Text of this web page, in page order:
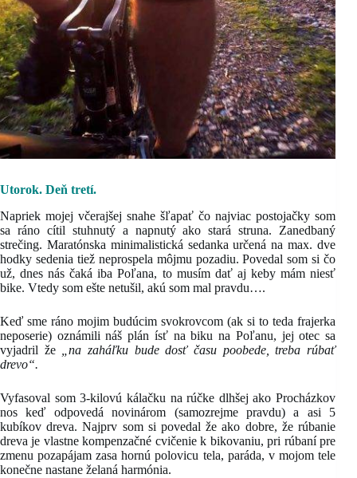
Utorok. Deň tretí.
Napriek mojej včerajšej snahe šľapať čo najviac postojačky som
sa ráno cítil stuhnutý a napnutý ako stará struna. Zanedbaný
strečing. Maratónska minimalistická sedanka určená na max. dve
hodky sedenia tiež neprospela môjmu pozadiu. Povedal som si čo
už, dnes nás čaká iba Poľana, to musím dať aj keby mám niesť
bike. Vtedy som ešte netušil, akú som mal pravdu….
Keď sme ráno mojim budúcim svokrovcom (ak si to teda frajerka
neposerie) oznámili náš plán ísť na biku na Poľanu, jej otec sa
vyjadril že
„na zaháľku bude dosť času poobede, treba rúbať
drevo“.
Vyfasoval som 3-kilovú kálačku na rúčke dlhšej ako Procházkov
nos keď odpovedá novinárom (samozrejme pravdu) a asi 5
kubíkov dreva. Najprv som si povedal že ako dobre, že rúbanie
dreva je vlastne kompenzačné cvičenie k bikovaniu, pri rúbaní pre
zmenu pozapájam zasa hornú polovicu tela, paráda, v mojom tele
konečne nastane želaná harmónia.